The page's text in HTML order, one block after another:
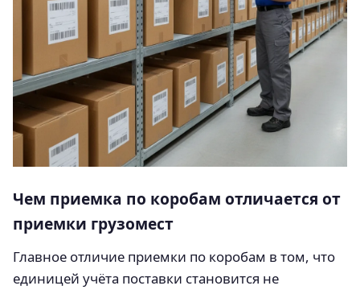
Чем приемка по коробам отличается от
приемки грузомест
Главное отличие приемки по коробам в том, что
единицей учёта поставки становится не